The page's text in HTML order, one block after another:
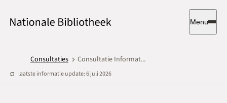
Menu
Consultaties Consultatie Informat...
laatste informatie update: 6 juli 2026